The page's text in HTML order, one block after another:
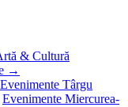
& Cultură
→
Evenimente Târgu
Evenimente Miercurea-